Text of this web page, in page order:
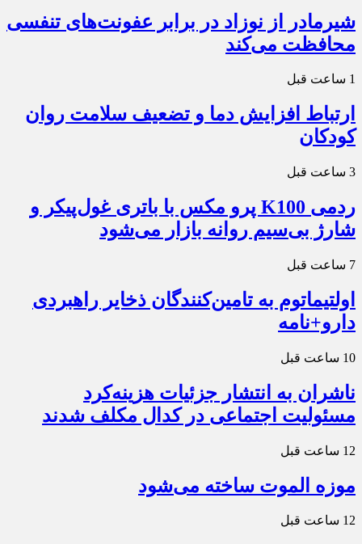
شیرمادر از نوزاد در برابر عفونت‌های تنفسی
محافظت می‌کند
1 ساعت قبل
ارتباط افزایش دما و تضعیف سلامت روان
کودکان
3 ساعت قبل
ردمی K100 پرو مکس با باتری غول‌پیکر و
شارژ بی‌سیم روانه بازار می‌شود
7 ساعت قبل
اولتیماتوم به تامین‌کنندگان ذخایر راهبردی
دارو+نامه
10 ساعت قبل
ناشران به انتشار جزئیات هزینه‌کرد
مسئولیت اجتماعی در کدال مکلف شدند
12 ساعت قبل
موزه الموت ساخته می‌شود
12 ساعت قبل